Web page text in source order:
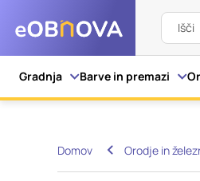
Išči
Gradnja Barve in premazi
Domov Orodje in